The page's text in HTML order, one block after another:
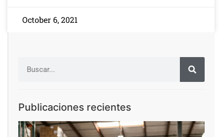
October 6, 2021
Publicaciones recientes